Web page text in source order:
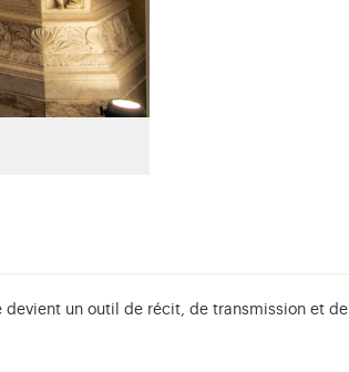
un outil de récit, de transmission et de